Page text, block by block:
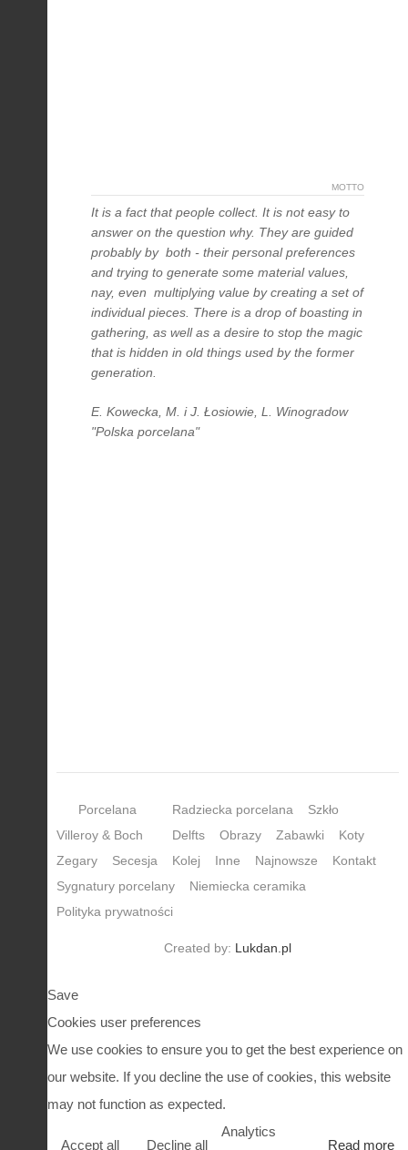
MOTTO
It is a fact that people collect. It is not easy to
answer on the question why. They are guided
probably by both - their personal preferences
and trying to generate some material values,
nay, even multiplying value by creating a set of
individual pieces. There is a drop of boasting in
gathering, as well as a desire to stop the magic
that is hidden in old things used by the former
generation.
E. Kowecka, M. i J. Łosiowie, L. Winogradow
"Polska porcelana"
Porcelana
Villeroy & Boch
Radziecka porcelana
Szkło
Delfts
Obrazy Zabawki
Koty
Zegary
Secesja Kolej Inne Najnowsze
Kontakt
Sygnatury porcelany
Niemiecka ceramika
Polityka prywatności
Created by: Lukdan.pl
Save
Cookies user preferences
We use cookies to ensure you to get the best experience on
our website. If you decline the use of cookies, this website
may not function as expected.
Accept all Decline all Read more
Analytics